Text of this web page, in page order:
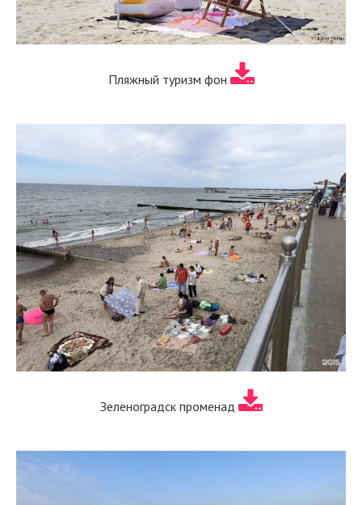
Пляжный туризм фон
Зеленоградск променад